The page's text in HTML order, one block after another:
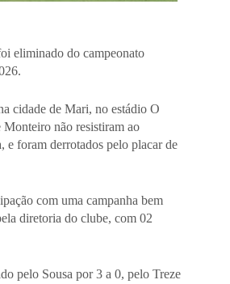
eliminado do campeonato
cidade de Mari, no estádio O
não resistiram ao
e foram derrotados pelo placar de
com uma campanha bem
diretoria do clube, com 02
pelo Sousa por 3 a 0, pelo Treze